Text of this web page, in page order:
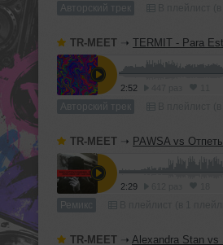
Авторский трек
TR-MEET ➝ TERMIT - Para
2:52
Авторский трек
TR-MEET ➝ PAWSA vs Отпетые
2:29
Ремикс
TR-MEET ➝ Alexandra Stan vs